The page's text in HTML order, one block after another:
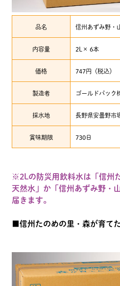
品名 信州あずみ野・
内容量 2L× 6本
価格 747円（税込）
製造者 ゴールドパック
採水地 長野県安曇野市
賞味期限 730日
※2Lの防災用飲料水は「信州
天然水」か「信州あずみ野・
届きます。
■信州たのめの里・森が育て